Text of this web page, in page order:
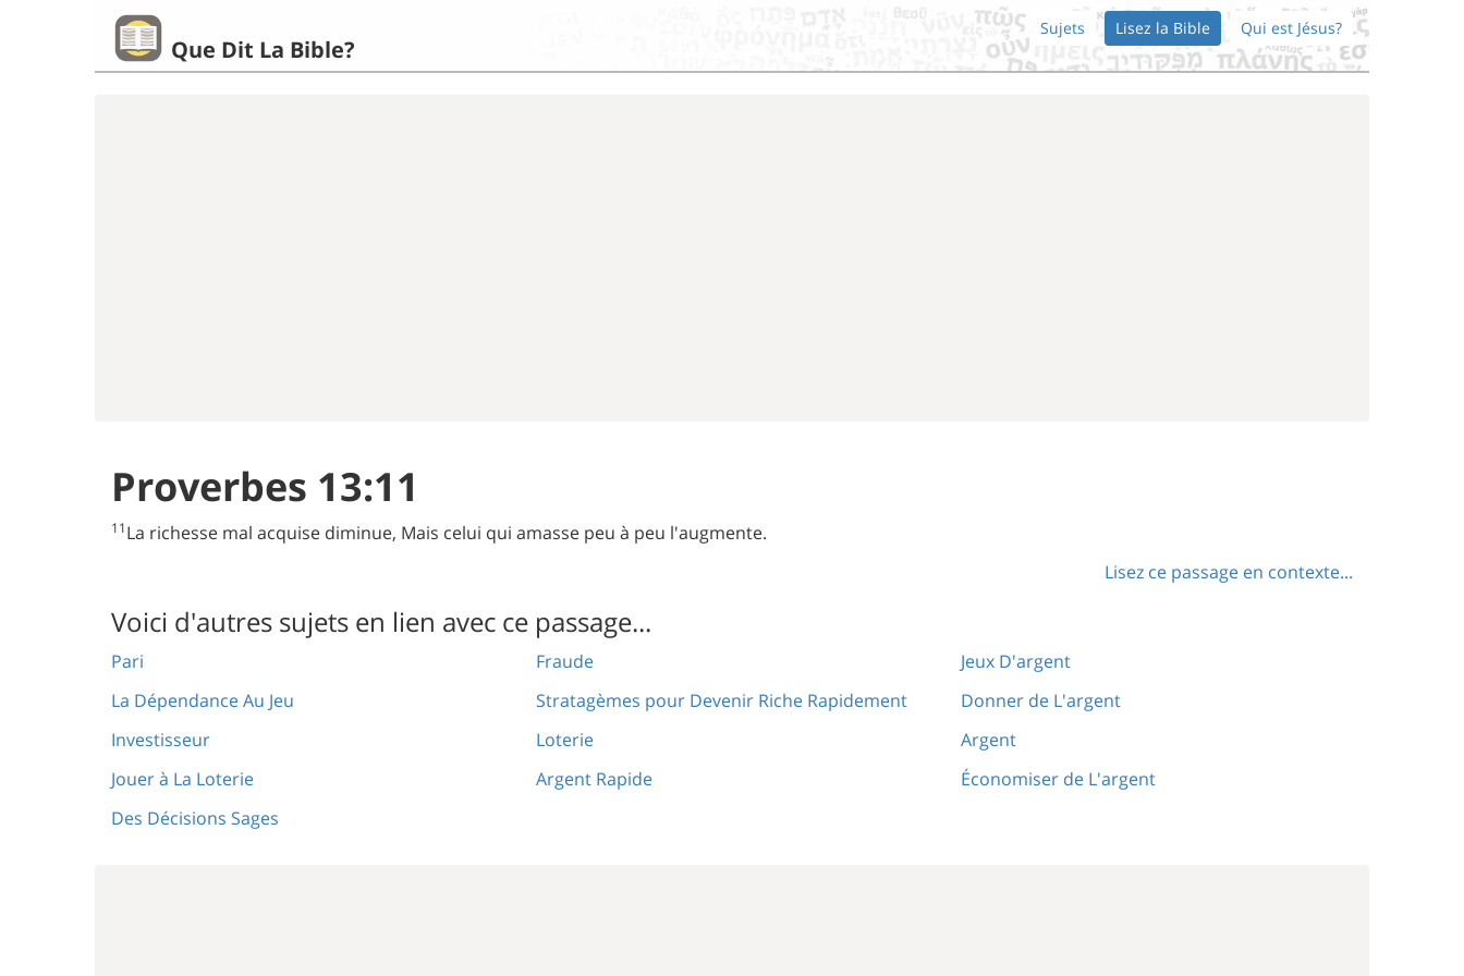
Que Dit La Bible?
Sujets Lisez la Bible Qui est Jésus?
Proverbes 13:11
11La richesse mal acquise diminue, Mais celui qui amasse peu à peu l'augmente.
Lisez ce passage en contexte...
Voici d'autres sujets en lien avec ce passage...
Pari
La Dépendance Au Jeu
Investisseur
Jouer à La Loterie
Des Décisions Sages
Fraude
Stratagèmes pour Devenir Riche Rapidement
Loterie
Argent Rapide
Jeux D'argent
Donner de L'argent
Argent
Économiser de L'argent